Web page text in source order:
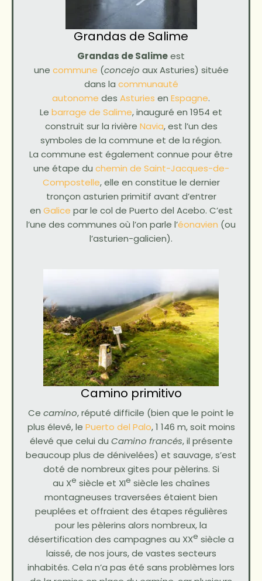
Grandas de Salime
Grandas de Salimeest
une commune (concejo aux Asturies) située
dans la communauté
autonome des Asturies en Espagne.
Le barrage de Salime, inauguré en 1954 et
construit sur la rivière Navia, est l’un des
symboles de la commune et de la région.
La commune est également connue pour être
une étape du chemin de Saint-Jacques-de-
Compostelle, elle en constitue le dernier
tronçon asturien primitif avant d’entrer
en Galice par le col de Puerto del Acebo. C’est
l’une des communes où l’on parle l’éonavien (ou
l’asturien-galicien).
Camino primitivo
Ce camino, réputé difficile (bien que le point le
plus élevé, le Puerto del Palo, 1 146 m, soit moins
élevé que celui du Camino francés, il présente
beaucoup plus de dénivelées) et sauvage, s’est
doté de nombreux gites pour pèlerins. Si
au Xe siècle et XIe siècle les chaînes
montagneuses traversées étaient bien
peuplées et offraient des étapes régulières
pour les pèlerins alors nombreux, la
désertification des campagnes au XXe siècle a
laissé, de nos jours, de vastes secteurs
inhabités. Cela n’a pas été sans problèmes lors